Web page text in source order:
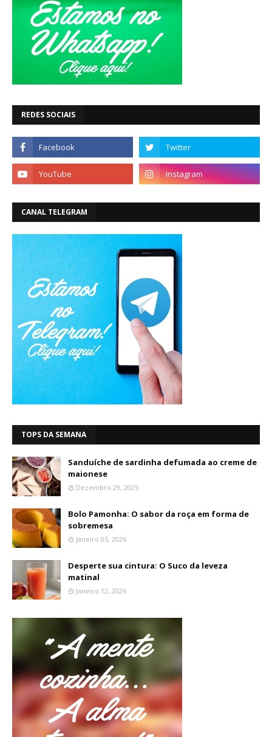
REDES SOCIAIS
CANAL TELEGRAM
TOPS DA SEMANA
Sanduíche de sardinha defumada ao creme de
maionese
Dezembro 29, 2025
Bolo Pamonha: O sabor da roça em forma de
sobremesa
Janeiro 05, 2026
Desperte sua cintura: O Suco da leveza
matinal
Janeiro 12, 2026